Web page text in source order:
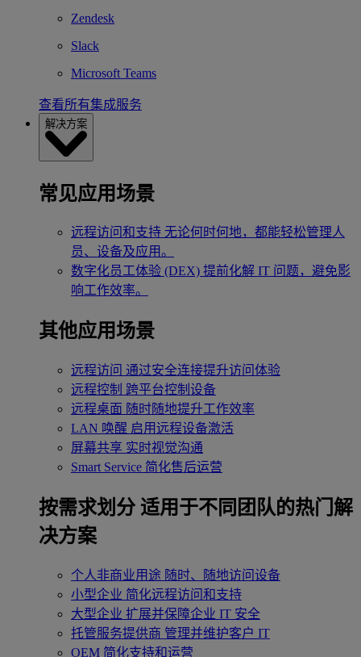
Zendesk
Slack
Microsoft Teams
查看所有集成服务
解决方案
常见应用场景
远程访问和支持 无论何时何地，都能轻松管理人
员、设备及应用。
数字化员工体验 (DEX) 提前化解 IT 问题，避免影
响工作效率。
其他应用场景
远程访问 通过安全连接提升访问体验
远程控制 跨平台控制设备
远程桌面 随时随地提升工作效率
LAN 唤醒 启用远程设备激活
屏幕共享 实时视觉沟通
Smart Service 简化售后运营
按需求划分 适用于不同团队的热门解
决方案
个人非商业用途 随时、随地访问设备
小型企业 简化远程访问和支持
大型企业 扩展并保障企业 IT 安全
托管服务提供商 管理并维护客户 IT
OEM 简化支持和运营